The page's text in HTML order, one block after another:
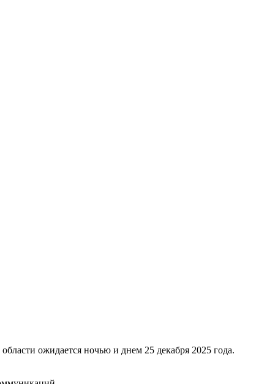
ожидается ночью и днем 25 декабря 2025 года.